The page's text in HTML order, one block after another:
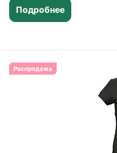
Подробнее
Распродажа